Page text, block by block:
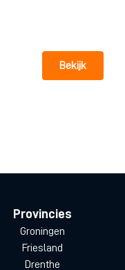
Bekijk
Provincies
Groningen
Friesland
Drenthe